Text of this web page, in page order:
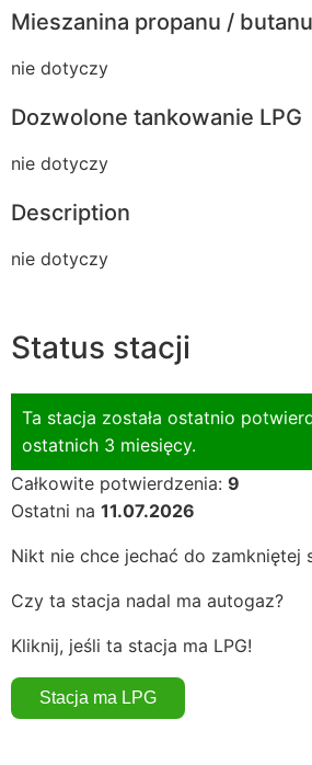
Mieszanina propanu / butanu
nie dotyczy
Dozwolone tankowanie LPG
nie dotyczy
Description
nie dotyczy
Status stacji
Ta stacja została ostatnio
ostatnich 3 miesięcy.
Całkowite potwierdzenia: 9
Ostatni na 11.07.2026
Nikt nie chce jechać do zamkniętej
Czy ta stacja nadal ma autogaz?
Kliknij, jeśli ta stacja ma LPG!